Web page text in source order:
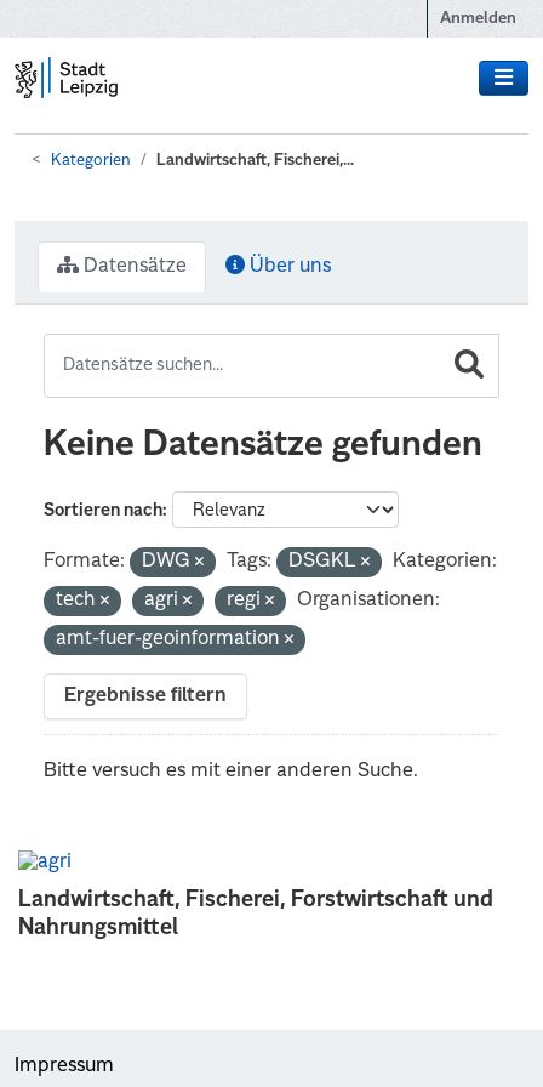
Anmelden
Kategorien Landwirtschaft, Fischerei,...
Landwirtschaft, Fischerei, Forstwirtschaft und
Nahrungsmittel
Datensätze Über uns
Keine Datensätze gefunden
Sortieren nach
Formate: DWG Tags: DSGKL
Kategorien:
tech
agri regi
Organisationen:
amt-fuer-geoinformation
Ergebnisse filtern
Bitte versuch es mit einer anderen Suche.
Impressum